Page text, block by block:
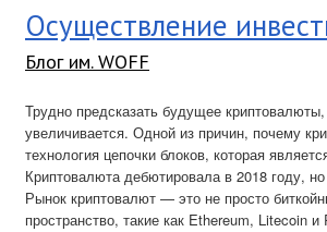
Осуществление
Блог им. WOFF
Трудно предсказать будущее
увеличивается. Одной из причин, почему
технология цепочки блоков, которая
Криптовалюта дебютировала в 2018 году,
Рынок криптовалют — это не просто
пространство, такие как Ethereum, Litecoin